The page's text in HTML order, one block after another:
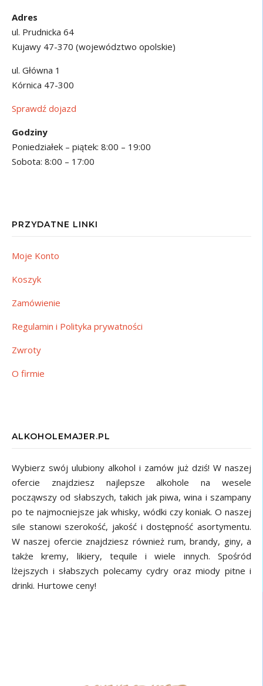
Adres
ul. Prudnicka 64
Kujawy 47-370 (województwo opolskie)
ul. Główna 1
Kórnica 47-300
Sprawdź dojazd
Godziny
Poniedziałek – piątek: 8:00 – 19:00
Sobota: 8:00 – 17:00
PRZYDATNE LINKI
Moje Konto
Koszyk
Zamówienie
Regulamin i Polityka prywatności
Zwroty
O firmie
ALKOHOLEMAJER.PL
Wybierz swój ulubiony alkohol i zamów już dziś! W naszej
ofercie znajdziesz najlepsze alkohole na wesele
począwszy od słabszych, takich jak piwa, wina i szampany
po te najmocniejsze jak whisky, wódki czy koniak. O naszej
sile stanowi szerokość, jakość i dostępność asortymentu.
W naszej ofercie znajdziesz również rum, brandy, giny, a
także kremy, likiery, tequile i wiele innych. Spośród
lżejszych i słabszych polecamy cydry oraz miody pitne i
drinki. Hurtowe ceny!